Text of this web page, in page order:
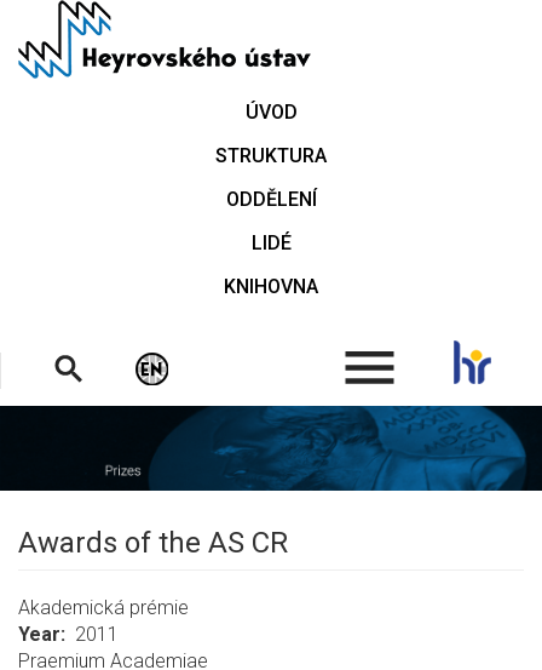
hlavnímu
ÚVOD
STRUKTURA
ODDĚLENÍ
LIDÉ
KNIHOVNA
.
Awards of the AS CR
Akademická prémie
Year
2011
Praemium Academiae